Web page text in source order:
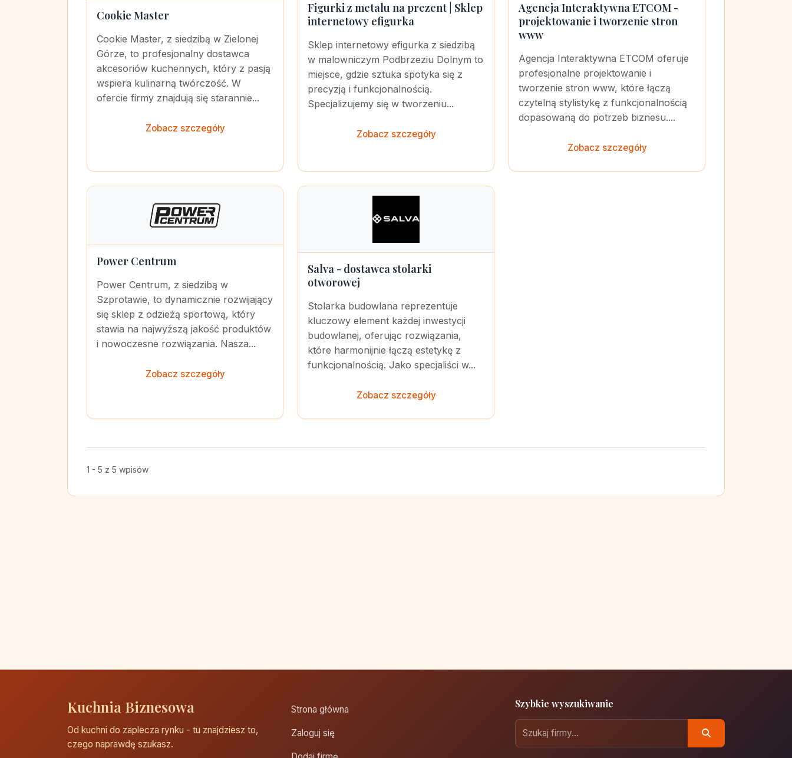
Cookie Master
Cookie Master, z siedzibą w Zielonej
Górze, to profesjonalny dostawca
akcesoriów kuchennych, który z pasją
wspiera kulinarną twórczość. W
ofercie firmy znajdują się starannie...
Zobacz szczegóły
Figurki z metalu na prezent | Sklep
internetowy efigurka
Sklep internetowy efigurka z siedzibą
w malowniczym Podbrzeziu Dolnym to
miejsce, gdzie sztuka spotyka się z
precyzją i funkcjonalnością.
Specjalizujemy się w tworzeniu...
Zobacz szczegóły
Agencja Interaktywna ETCOM -
projektowanie i tworzenie stron
www
Agencja Interaktywna ETCOM oferuje
profesjonalne projektowanie i
tworzenie stron www, które łączą
czytelną stylistykę z funkcjonalnością
dopasowaną do potrzeb biznesu....
Zobacz szczegóły
Power Centrum
Power Centrum, z siedzibą w
Szprotawie, to dynamicznie rozwijający
się sklep z odzieżą sportową, który
stawia na najwyższą jakość produktów
i nowoczesne rozwiązania. Nasza...
Zobacz szczegóły
Salva - dostawca stolarki
otworowej
Stolarka budowlana reprezentuje
kluczowy element każdej inwestycji
budowlanej, oferując rozwiązania,
które harmonijnie łączą estetykę z
funkcjonalnością. Jako specjaliści w...
Zobacz szczegóły
1 - 5 z 5 wpisów
Kuchnia Biznesowa
Od kuchni do zaplecza rynku - tu znajdziesz to,
czego naprawdę szukasz.
Strona główna
Zaloguj się
Szybkie wyszukiwanie